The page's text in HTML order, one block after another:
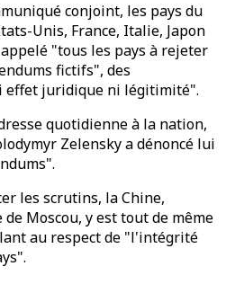
conjoint, les pays du
Unis, France, Italie, Japon
"tous les pays à rejeter
fictifs", des
effet juridique ni légitimité".
quotidienne à la nation,
Zelensky a dénoncé lui
les scrutins, la Chine,
Moscou, y est tout de même
au respect de "l'intégrité